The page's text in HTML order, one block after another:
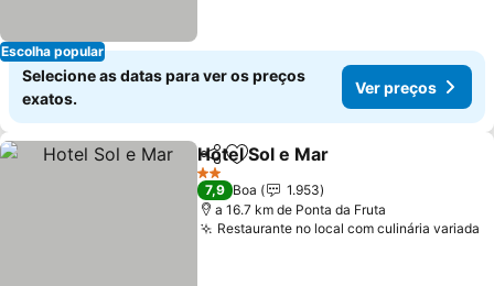
Escolha popular
Selecione as datas para ver os preços
exatos.
Ver preços
PartilharAdicionar aos favoritos
Hotel Sol e Mar
2 Estrelas
7,9 Boa
1.953
a 16.7 km de Ponta da Fruta
Restaurante no local com culinária variada